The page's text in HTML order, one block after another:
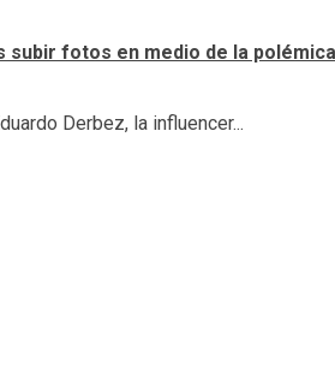
fotos en medio de la
Derbez, la influencer...